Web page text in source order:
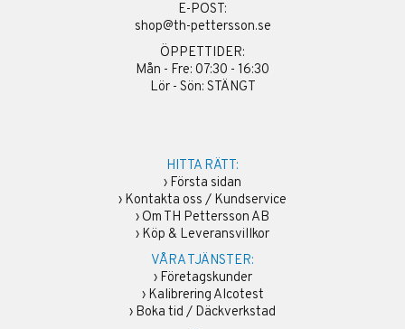
E-POST:
shop@th-pettersson.se
ÖPPETTIDER:
Mån - Fre: 07:30 - 16:30
Lör - Sön: STÄNGT
HITTA RÄTT:
› Första sidan
› Kontakta oss / Kundservice
› Om TH Pettersson AB
› Köp & Leveransvillkor
VÅRA TJÄNSTER:
› Företagskunder
› Kalibrering Alcotest
› Boka tid / Däckverkstad